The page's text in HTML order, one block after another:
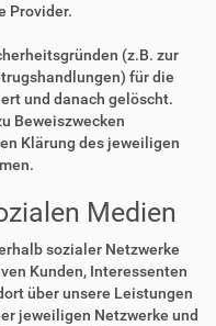
Provider.
(z.B. zur
für die
und danach gelöscht.
Beweiszwecken
Klärung des jeweiligen
Medien
sozialer Netzwerke
Kunden, Interessenten
über unsere Leistungen
jeweiligen Netzwerke und